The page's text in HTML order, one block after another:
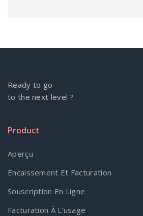
Ready to go
to the next level ?
Product
Aperçu
Encaissement Et Facturation
Souscription En Ligne
Facturation À L’usage